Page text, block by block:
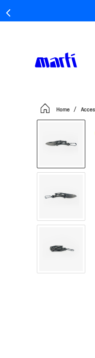
tenis mujer
mochila
tenis niño